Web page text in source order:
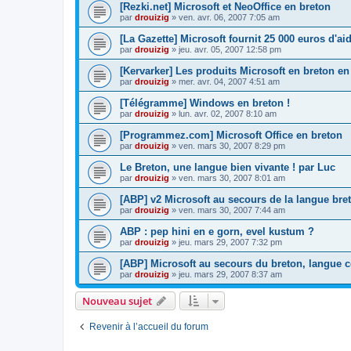
[Rezki.net] Microsoft et NeoOffice en breton
par drouizig » ven. avr. 06, 2007 7:05 am
[La Gazette] Microsoft fournit 25 000 euros
par drouizig » jeu. avr. 05, 2007 12:58 pm
[Kervarker] Les produits Microsoft en breton
par drouizig » mer. avr. 04, 2007 4:51 am
[Télégramme] Windows en breton !
par drouizig » lun. avr. 02, 2007 8:10 am
[Programmez.com] Microsoft Office en breton
par drouizig » ven. mars 30, 2007 8:29 pm
Le Breton, une langue bien vivante ! par Luc
par drouizig » ven. mars 30, 2007 8:01 am
[ABP] v2 Microsoft au secours de la langue
par drouizig » ven. mars 30, 2007 7:44 am
ABP : pep hini en e gorn, evel kustum ?
par drouizig » jeu. mars 29, 2007 7:32 pm
[ABP] Microsoft au secours du breton, langue
par drouizig » jeu. mars 29, 2007 8:37 am
Nouveau sujet
Revenir à l’accueil du forum